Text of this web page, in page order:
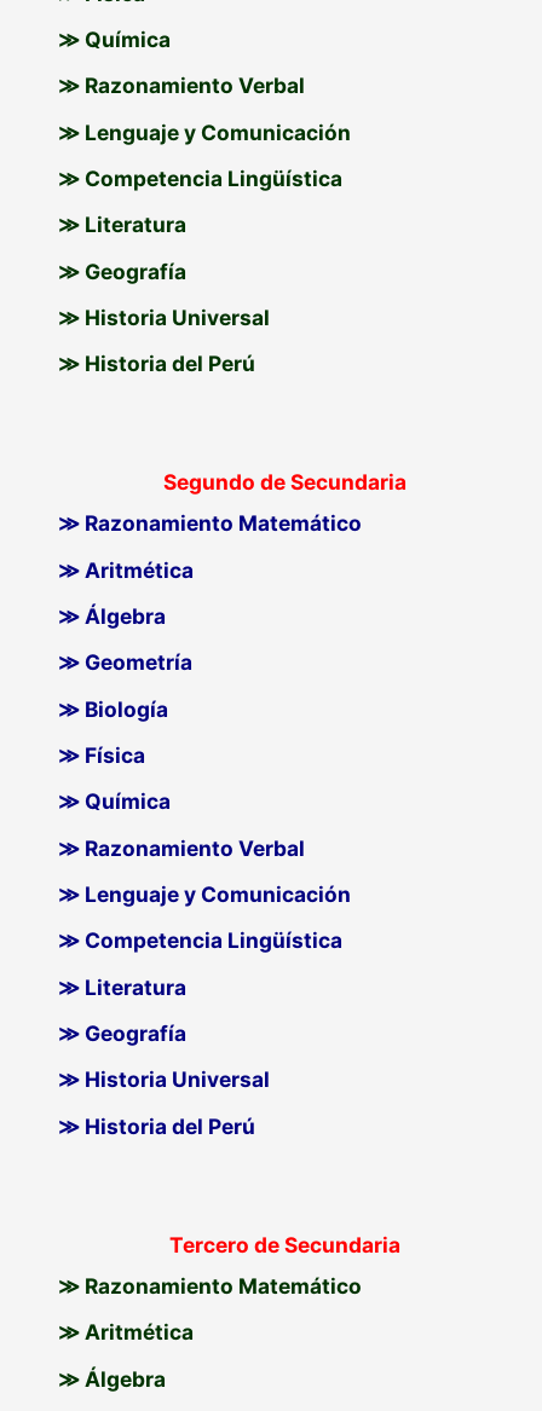
≫ Química
≫ Razonamiento Verbal
≫ Lenguaje y Comunicación
≫ Competencia Lingüística
≫ Literatura
≫ Geografía
≫ Historia Universal
≫ Historia del Perú
Segundo de Secundaria
≫ Razonamiento Matemático
≫ Aritmética
≫ Álgebra
≫ Geometría
≫ Biología
≫ Física
≫ Química
≫ Razonamiento Verbal
≫ Lenguaje y Comunicación
≫ Competencia Lingüística
≫ Literatura
≫ Geografía
≫ Historia Universal
≫ Historia del Perú
Tercero de Secundaria
≫ Razonamiento Matemático
≫ Aritmética
≫ Álgebra